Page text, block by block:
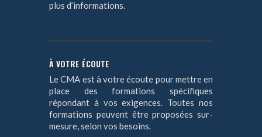
plus d’informations.
À VOTRE ÉCOUTE
Le CMA est à votre écoute pour mettre en
place des formations spécifiques
répondant à vos exigences. Toutes nos
formations peuvent être proposées sur-
mesure, selon vos besoins.